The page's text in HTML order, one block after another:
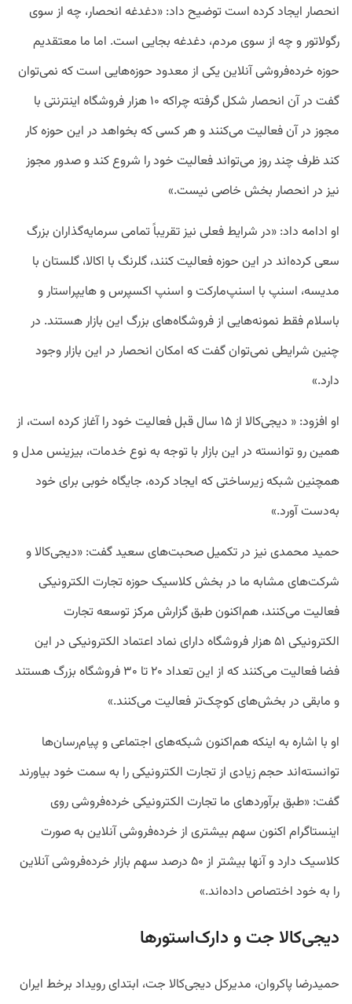
انحصار ایجاد کرده است توضیح داد: «دغدغه انحصار، چه از سوی
رگولاتور و چه از سوی مردم، دغدغه بجایی است. اما ما معتقدیم
حوزه خرده‌فروشی آنلاین یکی از معدود حوزه‌هایی است که نمی‌توان
گفت در آن انحصار شکل گرفته چراکه ۱۰ هزار فروشگاه اینترنتی با
مجوز در آن فعالیت می‌کنند و هر کسی که بخواهد در این حوزه کار
کند ظرف چند روز می‌تواند فعالیت خود را شروع کند و صدور مجوز
نیز در انحصار بخش خاصی نیست.»
او ادامه داد: «در شرایط فعلی نیز تقریباً تمامی سرمایه‌گذاران بزرگ
سعی کرده‌اند در این حوزه فعالیت کنند، گلرنگ با اکالا، گلستان با
مدیسه، اسنپ با اسنپ‌مارکت و اسنپ اکسپرس و هایپراستار و
باسلام فقط نمونه‌هایی از فروشگا‌ه‌های بزرگ این بازار هستند. در
چنین شرایطی نمی‌توان گفت که امکان انحصار در این بازار وجود
دارد.»
او افزود: « دیجی‌کالا از ۱۵ سال قبل فعالیت خود را آغاز کرده است، از
همین رو توانسته در این بازار با توجه به نوع خدمات، بیزینس مدل و
همچنین شبکه زیرساختی که ایجاد کرده، جایگاه خوبی برای خود
به‌دست آورد.»
حمید محمدی نیز در تکمیل صحبت‌های سعید گفت: «دیجی‌کالا و
شرکت‌های مشابه ما در بخش کلاسیک حوزه تجارت الکترونیکی
فعالیت می‌کنند، هم‌اکنون طبق گزارش مرکز توسعه تجارت
الکترونیکی ۵۱ هزار فروشگاه دارای نماد اعتماد الکترونیکی در این
فضا فعالیت می‌کنند که از این تعداد ۲۰ تا ۳۰ فروشگاه بزرگ هستند
و مابقی در بخش‌های کوچک‌تر فعالیت می‌کنند.»
او با اشاره به اینکه هم‌اکنون شبکه‌های اجتماعی و پیام‌رسان‌ها
توانسته‌اند حجم زیادی از تجارت الکترونیکی را به سمت خود بیاورند
گفت: «طبق برآوردهای ما تجارت الکترونیکی خرده‌فروشی روی
اینستاگرام اکنون سهم بیشتری از خرده‌فروشی آنلاین به صورت
کلاسیک دارد و آنها بیشتر از ۵۰ درصد سهم بازار خرده‌فروشی آنلاین
را به خود اختصاص داده‌اند.»
دیجی‌کالا جت و دارک‌استورها
حمیدرضا پاکروان، مدیرکل دیجی‌کالا جت، ابتدای رویداد برخط ایران